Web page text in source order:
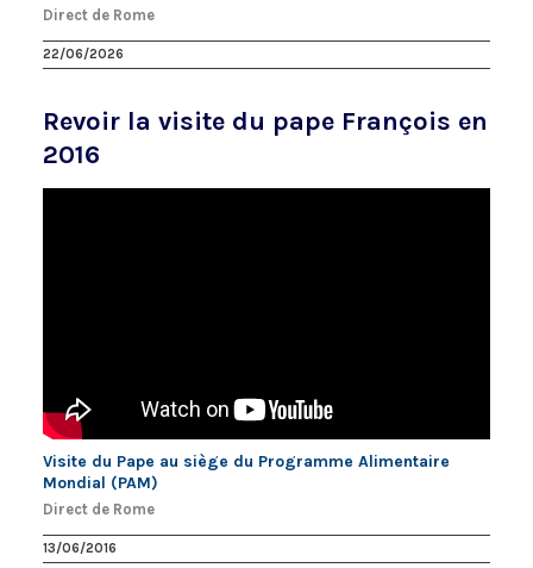
Direct de Rome
22/06/2026
Revoir la visite du pape François en
2016
Visite du Pape au siège du Programme Alimentaire
Mondial (PAM)
Direct de Rome
13/06/2016